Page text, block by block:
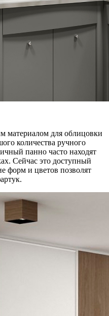
материалом для облицовки
количества ручного
панно часто находят
Сейчас это доступный
форм и цветов позволят